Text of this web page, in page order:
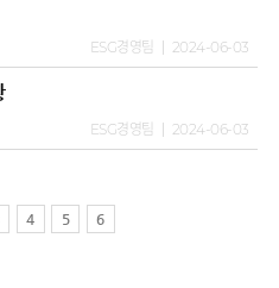
ESG경영팀 2024-06-03
ESG경영팀 2024-06-03
4 5 6